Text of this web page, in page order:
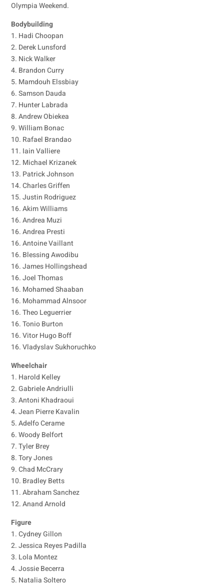
Olympia Weekend.
Bodybuilding
1. Hadi Choopan
2. Derek Lunsford
3. Nick Walker
4. Brandon Curry
5. Mamdouh Elssbiay
6. Samson Dauda
7. Hunter Labrada
8. Andrew Obiekea
9. William Bonac
10. Rafael Brandao
11. Iain Valliere
12. Michael Krizanek
13. Patrick Johnson
14. Charles Griffen
15. Justin Rodriguez
16. Akim Williams
16. Andrea Muzi
16. Andrea Presti
16. Antoine Vaillant
16. Blessing Awodibu
16. James Hollingshead
16. Joel Thomas
16. Mohamed Shaaban
16. Mohammad Alnsoor
16. Theo Leguerrier
16. Tonio Burton
16. Vitor Hugo Boff
16. Vladyslav Sukhoruchko
Wheelchair
1. Harold Kelley
2. Gabriele Andriulli
3. Antoni Khadraoui
4. Jean Pierre Kavalin
5. Adelfo Cerame
6. Woody Belfort
7. Tyler Brey
8. Tory Jones
9. Chad McCrary
10. Bradley Betts
11. Abraham Sanchez
12. Anand Arnold
Figure
1. Cydney Gillon
2. Jessica Reyes Padilla
3. Lola Montez
4. Jossie Becerra
5. Natalia Soltero